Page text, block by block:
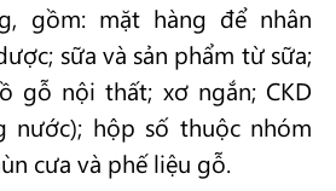
gồm: mặt hàng để nhân
sữa và sản phẩm từ sữa;
gỗ nội thất; xơ ngắn; CKD
nước); hộp số thuộc nhóm
cưa và phế liệu gỗ.